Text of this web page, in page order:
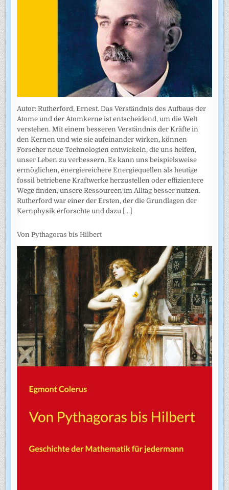
Autor: Rutherford, Ernest. Das Verständnis des Aufbaus der
Atome und der Atomkerne ist entscheidend, um die Welt
verstehen. Mit einem besseren Verständnis der Kräfte in
den Kernen und wie sie aufeinander wirken, können
Forscher neue Technologien entwickeln, die uns helfen,
unser Leben zu verbessern. Es kann uns beispielsweise
ermöglichen, energiereichere Energiequellen als heutige
fossil betriebene Kraftwerke herzustellen oder effizientere
Wege finden, unsere Ressourcen im Alltag besser nutzen.
Rutherford war einer der Ersten, der die Grundlagen der
Kernphysik erforschte und dazu [...]
Von Pythagoras bis Hilbert